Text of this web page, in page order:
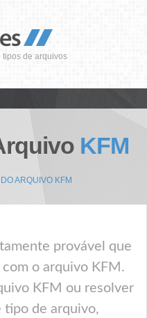
tipos de arquivos
KFM
ARQUIVO KFM
provável que
o arquivo KFM.
KFM ou resolver
tipo de arquivo,